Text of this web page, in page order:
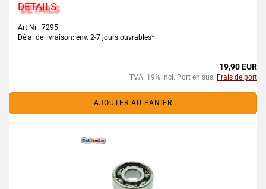
DETAILS
Art.Nr.: 7295
Délai de livraison: env. 2-7 jours ouvrables*
19,90 EUR
TVA. 19% incl. Port en sus. Frais de port
AJOUTER AU PANIER